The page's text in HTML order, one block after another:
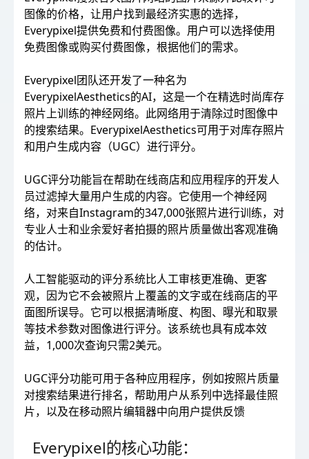
图像的价格，让用户找到最经济实惠的选择，
Everypixel提供免费和付费图像。用户可以选择使用
免费图像或购买付费图像，根据他们的需求。
Everypixel团队还开发了一种名为
EverypixelAesthetics的AI，这是一个在精选时尚库存
照片上训练的神经网络。此网络用于清除过时图像中
的搜索结果。EverypixelAesthetics可用于对库存照片
和用户生成内容（UGC）进行评分。
UGC评分功能旨在帮助在线商店和应用程序的开发人
员过滤掉大量用户生成的内容。它使用一个神经网
络，对来自Instagram的347,000张照片进行训练，对
专业人士和业余爱好者拍摄的照片质量做出客观准确
的估计。
人工智能驱动的评分系统比人工审核更准确、更客
观，因为它不会被照片上覆盖的文字或在线商店的平
面图所误导。它可以根据清晰度、构图、曝光和取景
等技术参数对图像进行评分。该系统也具有成本效
益，1,000次查询只需2美元。
UGC评分功能可用于各种应用程序，例如按照片质量
对搜索结果进行排名，帮助用户从系列中选择最佳照
片，以及在移动照片编辑器中向用户提供反馈
Everypixel的核心功能：